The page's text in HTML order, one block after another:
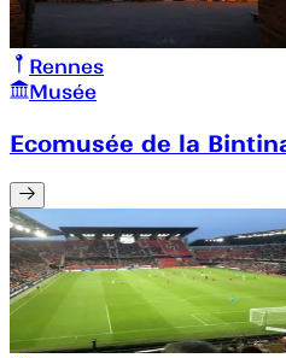
Rennes
Musée
Ecomusée de la